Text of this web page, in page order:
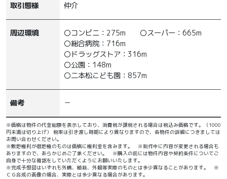
取引態様 仲介
周辺環境 〇コンビニ：275m 〇スーパー：665m
〇総合病院：716m
〇ドラッグストア：316m
〇公園：148m
〇二本松こども園：857m
備考 －
※価格は物件の代金総額を表示しており、消費税が課税される場合は税込み価格です。（1000
円未満は切り上げ） 税率は引き渡し時期により異なりますので、各物件の詳細につきましては
お問い合わせください。
※敷地権利が借地権のものは価格に権利金を含みます。 ※制作中に内容が変更される場合も
ありますので、あらかじめご了承ください。 ※購入の前には物件内容や契約条件についてご
自身で十分な確認をしていただくようにお願いいたします。
※完成予想図はいずれも外構、植栽、外観等実際のものとは多少異なることがあります。 ※
ＣＧ合成の画像の場合、実際とは多少異なる場合があります。